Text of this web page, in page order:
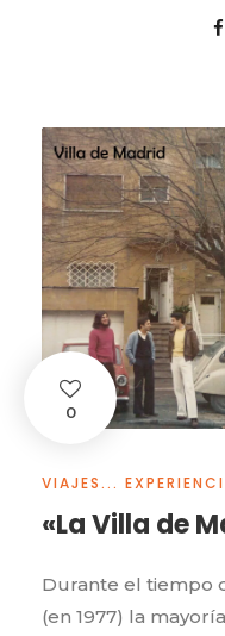
0
VIAJES...
«La Villa de
Durante el tiempo
(en 1977) la